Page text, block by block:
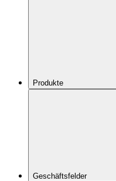
Produkte
Geschäftsfelder